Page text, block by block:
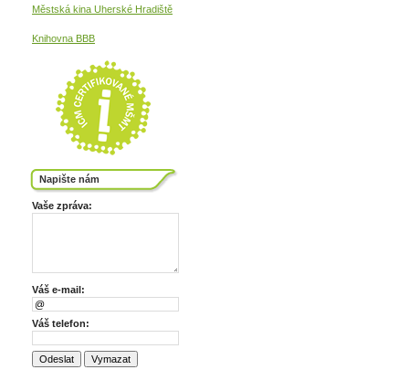
Městská kina Uherské Hradiště
Knihovna BBB
Napište nám
Vaše zpráva:
Váš e-mail:
Váš telefon: